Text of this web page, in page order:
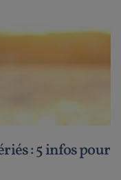
: 5 infos pour